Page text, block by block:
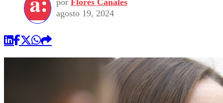
por Flores Canales
agosto 19, 2024